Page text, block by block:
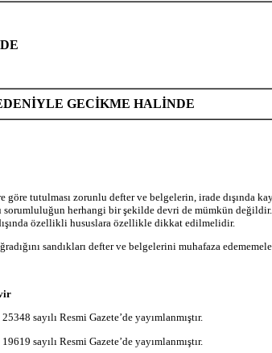
GECİKME HALİNDE
göre tutulması zorunlu defter ve belgelerin, irade dışında
herhangi bir şekilde devri de mümkün
özellikli hususlara özellikle dikkat edilmelidir.
sandıkları defter ve belgelerini muhafaza
sayılı Resmi Gazete’de yayımlanmıştır.
sayılı Resmi Gazete’de yayımlanmıştır.